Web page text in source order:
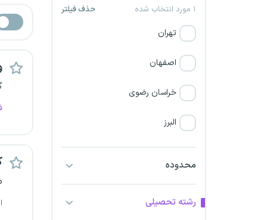
۱ مورد انتخاب شده حذف فیلتر
تهران
اصفهان
خراسان رضوی
البرز
محدوده
رشته تحصیلی